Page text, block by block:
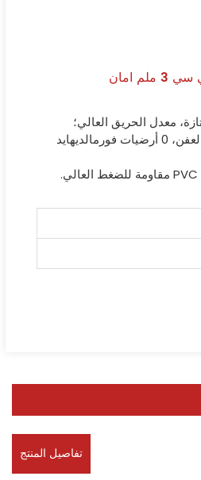
امان
معدل الحريق العالي؛
مضادة للبكتيريا والعفن، 0 أرضيات فورمالديهايد
تفاصيل المنتج